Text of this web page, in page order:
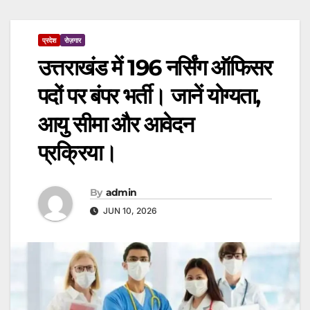
प्रदेश रोज़गार
उत्तराखंड में 196 नर्सिंग ऑफिसर
पदों पर बंपर भर्ती। जानें योग्यता,
आयु सीमा और आवेदन
प्रक्रिया।
By admin
JUN 10, 2026